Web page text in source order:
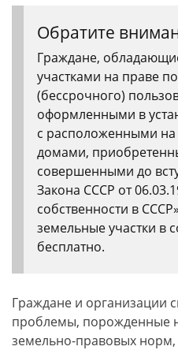
Обратите
Граждане,
участками на праве
(бессрочного)
оформленными в
с расположенными
домами,
совершенными до
Закона СССР от
собственности в
земельные участки в
бесплатно.
Граждане и организации
проблемы, порожденные
земельно-правовых норм,